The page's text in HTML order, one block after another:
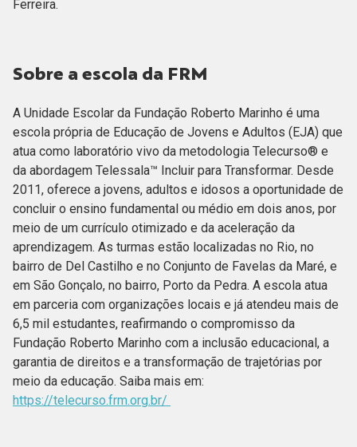
Ferreira.
Sobre a escola da FRM
A Unidade Escolar da Fundação Roberto Marinho é uma
escola própria de Educação de Jovens e Adultos (EJA) que
atua como laboratório vivo da metodologia Telecurso® e
da abordagem Telessala™ Incluir para Transformar. Desde
2011, oferece a jovens, adultos e idosos a oportunidade de
concluir o ensino fundamental ou médio em dois anos, por
meio de um currículo otimizado e da aceleração da
aprendizagem. As turmas estão localizadas no Rio, no
bairro de Del Castilho e no Conjunto de Favelas da Maré, e
em São Gonçalo, no bairro, Porto da Pedra. A escola atua
em parceria com organizações locais e já atendeu mais de
6,5 mil estudantes, reafirmando o compromisso da
Fundação Roberto Marinho com a inclusão educacional, a
garantia de direitos e a transformação de trajetórias por
meio da educação. Saiba mais em:
https://telecurso.frm.org.br/